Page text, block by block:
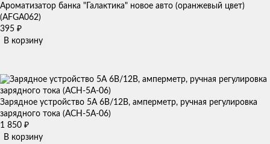
Ароматизатор банка "Галактика" новое авто (оранжевый цвет)
(AFGA062)
395 ₽
В корзину
Зарядное устройство 5А 6В/12В, амперметр, ручная регулировка
зарядного тока (ACH-5A-06)
1 850 ₽
В корзину